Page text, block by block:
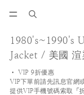
1980's~1990's
Jacket / 美國
• VIP 9折優惠
VIP下單前請先訊息官網
提供VIP手機號碼索取「